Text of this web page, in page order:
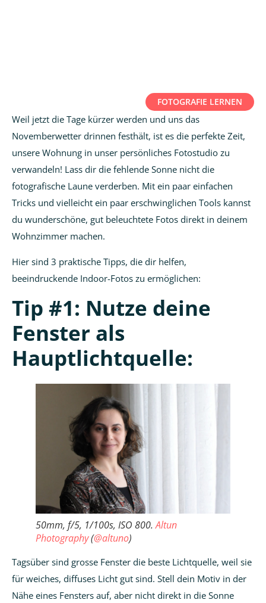
FOTOGRAFIE LERNEN
Weil jetzt die Tage kürzer werden und uns das
Novemberwetter drinnen festhält, ist es die perfekte Zeit,
unsere Wohnung in unser persönliches Fotostudio zu
verwandeln! Lass dir die fehlende Sonne nicht die
fotografische Laune verderben. Mit ein paar einfachen
Tricks und vielleicht ein paar erschwinglichen Tools kannst
du wunderschöne, gut beleuchtete Fotos direkt in deinem
Wohnzimmer machen.
Hier sind 3 praktische Tipps, die dir helfen,
beeindruckende Indoor-Fotos zu ermöglichen:
Tip #1: Nutze deine
Fenster als
Hauptlichtquelle:
50mm, f/5, 1/100s, ISO 800.Altun
Photography(@altuno)
Tagsüber sind grosse Fenster die beste Lichtquelle, weil sie
für weiches, diffuses Licht gut sind. Stell dein Motiv in der
Nähe eines Fensters auf, aber nicht direkt in die Sonne